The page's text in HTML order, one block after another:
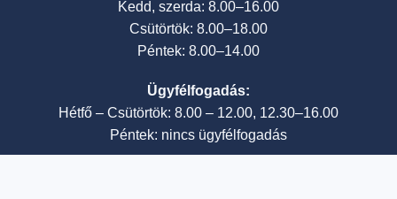
Kedd, szerda: 8.00–16.00
Csütörtök: 8.00–18.00
Péntek: 8.00–14.00
Ügyfélfogadás:
Hétfő – Csütörtök: 8.00 – 12.00, 12.30–16.00
Péntek: nincs ügyfélfogadás